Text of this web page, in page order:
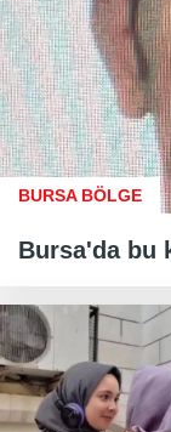
BURSA BÖLGE
Bursa'da bu